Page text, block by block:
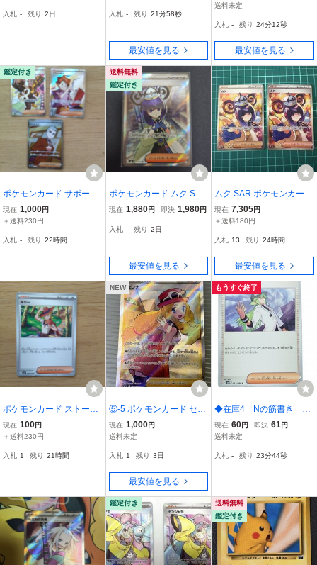
入札 - 残り 2日
キラ ポケカ
入札 - 残り 21分57秒
最安値を見る
ケモンカード
送料未定
入札 - 残り 24分11秒
最安値を見る
鑑定付き
ポケモンカード サポート
SR トレーナーズ ライム
マサキの転送 シュウメイ
現在 1,000円
＋送料230円
入札 - 残り 22時間
送料無料
鑑定付き
ポケモンカード ムク SR
111/081 サポート トレー
現在 1,880円 即決 1,980円
入札 - 残り 2日
最安値を見る
ムク SAR ポケモンカード
アビスアイ サポート トレ
ーナーズ M5 ポケモンカ
現在 7,305円
＋送料180円
入札 13 残り 24時間
最安値を見る
ポケモンカード ストーム
エメラルダ ギリー サポー
ト トレーナーズ ②
現在 100円
＋送料230円
入札 1 残り 21時間
NEW
⑤-5 ポケモンカード セレ
ナ SR 081/068 S11a 白熱
のアルカナ ポケカ トレー
現在 1,000円
送料未定
入札 1 残り 3日
最安値を見る
もうすぐ終了
◆在庫4 Nの筋書き ト
レーナーズ サポート
ポケモンカード
現在 60円 即決 61 円
送料未定
入札 - 残り 23分43秒
鑑定付き
送料無料
鑑定付き